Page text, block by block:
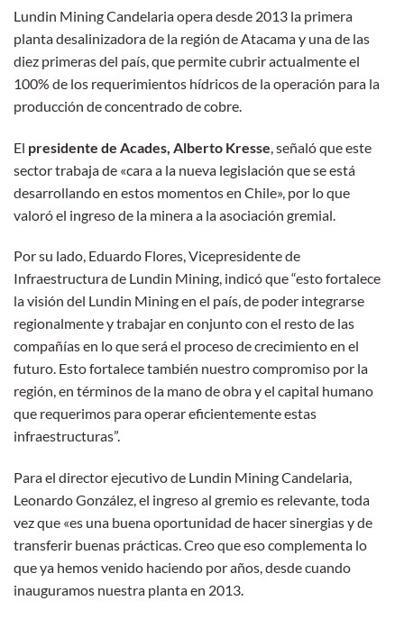
Lundin Mining Candelaria opera desde 2013 la primera
planta desalinizadora de la región de Atacama y una de las
diez primeras del país, que permite cubrir actualmente el
100% de los requerimientos hídricos de la operación para la
producción de concentrado de cobre.
El presidente de Acades, Alberto Kresse , señaló que este
sector trabaja de «cara a la nueva legislación que se está
desarrollando en estos momentos en Chile», por lo que
valoró el ingreso de la minera a la asociación gremial.
Por su lado, Eduardo Flores, Vicepresidente de
Infraestructura de Lundin Mining, indicó que “esto fortalece
la visión del Lundin Mining en el país, de poder integrarse
regionalmente y trabajar en conjunto con el resto de las
compañías en lo que será el proceso de crecimiento en el
futuro. Esto fortalece también nuestro compromiso por la
región, en términos de la mano de obra y el capital humano
que requerimos para operar eficientemente estas
infraestructuras”.
Para el director ejecutivo de Lundin Mining Candelaria,
Leonardo González, el ingreso al gremio es relevante, toda
vez que «es una buena oportunidad de hacer sinergias y de
transferir buenas prácticas. Creo que eso complementa lo
que ya hemos venido haciendo por años, desde cuando
inauguramos nuestra planta en 2013.